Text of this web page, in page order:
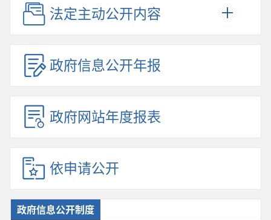
法定主动公开内容
政府信息公开年报
政府网站年度报表
依申请公开
政府信息公开制度